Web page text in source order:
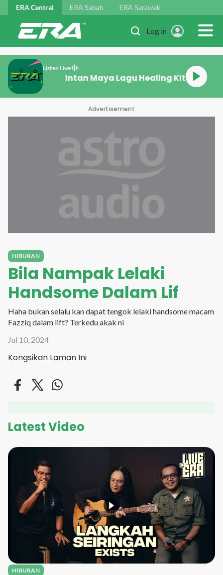
Skip to main content
ERA Central ERA Sabah ERA Sarawak
Log in
Listen Live
Intan Maya
Advertisement
HIBURAN
Bila Nampak Lelaki
Handsome Dalam Lif
Haha bukan selalu kan dapat tengok lelaki handsome macam
Fazziq dalam lift? Terkedu akak ni
Jul 10, 2024
Kongsikan Laman Ini
Latest Video
HIBURAN